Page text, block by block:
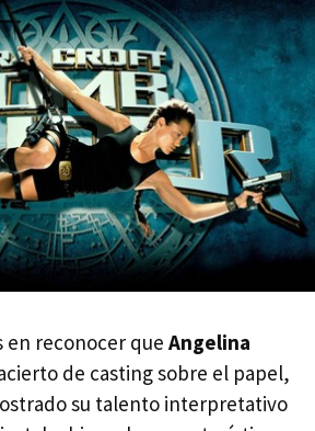
en reconocer que Angelina
de casting sobre el papel,
su talento interpretativo